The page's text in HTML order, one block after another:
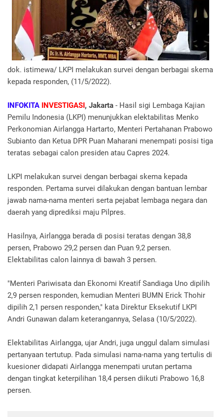
dok. istimewa/ LKPI melakukan survei dengan berbagai skema
kepada responden, (11/5/2022).
INFOKITA INVESTIGASI , Jakarta - Hasil sigi Lembaga Kajian
Pemilu Indonesia (LKPI) menunjukkan elektabilitas Menko
Perkonomian Airlangga Hartarto, Menteri Pertahanan Prabowo
Subianto dan Ketua DPR Puan Maharani menempati posisi tiga
teratas sebagai calon presiden atau Capres 2024.
LKPI melakukan survei dengan berbagai skema kepada
responden. Pertama survei dilakukan dengan bantuan lembar
jawab nama-nama menteri serta pejabat lembaga negara dan
daerah yang diprediksi maju Pilpres.
Hasilnya, Airlangga berada di posisi teratas dengan 38,8
persen, Prabowo 29,2 persen dan Puan 9,2 persen.
Elektabilitas calon lainnya di bawah 3 persen.
"Menteri Pariwisata dan Ekonomi Kreatif Sandiaga Uno dipilih
2,9 persen responden, kemudian Menteri BUMN Erick Thohir
dipilih 2,1 persen responden," kata Direktur Eksekutif LKPI
Andri Gunawan dalam keterangannya, Selasa (10/5/2022).
Elektabilitas Airlangga, ujar Andri, juga unggul dalam simulasi
pertanyaan tertutup. Pada simulasi nama-nama yang tertulis di
kuesioner didapati Airlangga menempati urutan pertama
dengan tingkat keterpilihan 18,4 persen diikuti Prabowo 16,8
persen.